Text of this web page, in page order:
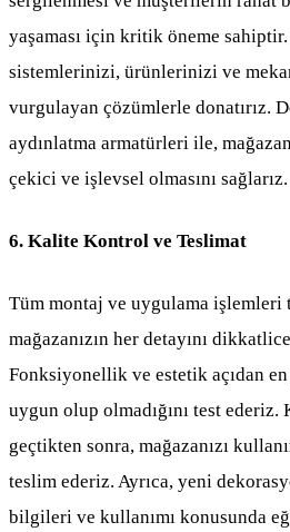
yaşaması için kritik öneme
sistemlerinizi, ürünlerinizi ve
vurgulayan çözümlerle donatırız.
aydınlatma armatürleri ile,
çekici ve işlevsel olmasını sağlarız.
6. Kalite Kontrol ve Teslimat
Tüm montaj ve uygulama işlemleri
mağazanızın her detayını
Fonksiyonellik ve estetik açıdan
uygun olup olmadığını test ederiz.
geçtikten sonra, mağazanızı
teslim ederiz. Ayrıca, yeni
bilgileri ve kullanımı konusunda